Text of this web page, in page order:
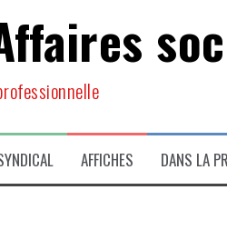
AFFICHES DANS LA